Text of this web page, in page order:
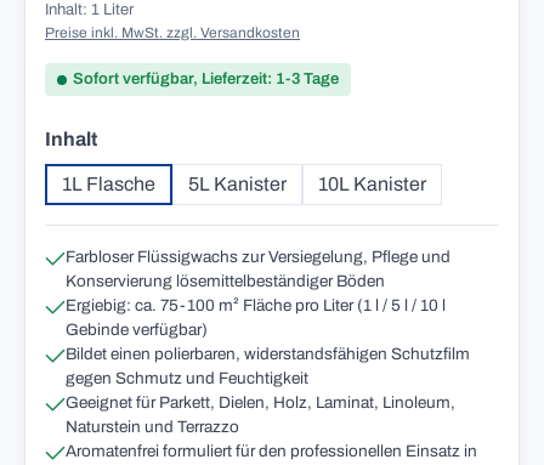
Inhalt: 1 Liter
Preise inkl. MwSt. zzgl. Versandkosten
Sofort verfügbar, Lieferzeit: 1-3 Tage
Inhaltauswählen
1L Flasche 5L Kanister 10L Kanister
Farbloser Flüssigwachs zur Versiegelung, Pflege und
Konservierung lösemittelbeständiger Böden
Ergiebig: ca. 75-100 m² Fläche pro Liter (1 l / 5 l / 10 l
Gebinde verfügbar)
Bildet einen polierbaren, widerstandsfähigen Schutzfilm
gegen Schmutz und Feuchtigkeit
Geeignet für Parkett, Dielen, Holz, Laminat, Linoleum,
Naturstein und Terrazzo
Aromatenfrei formuliert für den professionellen Einsatz in